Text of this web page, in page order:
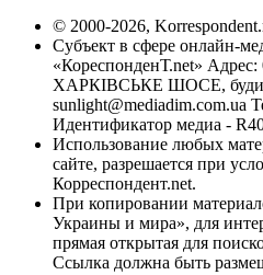
© 2000-2026,
Субъект в сфере онлайн-
«КореспонденТ.net» Адрес:
ХАРКІВСЬКЕ ШОСЕ,
sunlight@mediadim.com.ua
Идентификатор медиа -
Использование любых
сайте, разрешается при
Корреспондент.net.
При копировании
Украины и мира», для
прямая открытая для
Ссылка должна быть